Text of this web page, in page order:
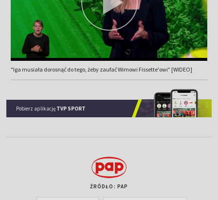
"Iga musiała dorosnąć do tego, żeby zaufać Wimowi Fissette'owi" [WIDEO]
Pobierz aplikację TVP SPORT
ŹRÓDŁO: PAP